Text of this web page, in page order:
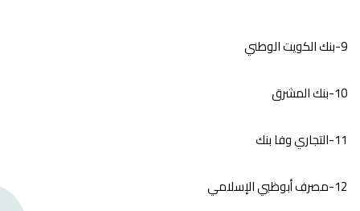
9-بنك الكويت الوطني
10-بنك المشرق
11-التجاري وفا بنك
12-مصرف أبوظبي الإسلامي